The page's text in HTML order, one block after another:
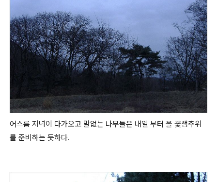
어스름 저녁이 다가오고 말없는 나무들은 내일 부터 올 꽃샘추위
를 준비하는 듯하다.